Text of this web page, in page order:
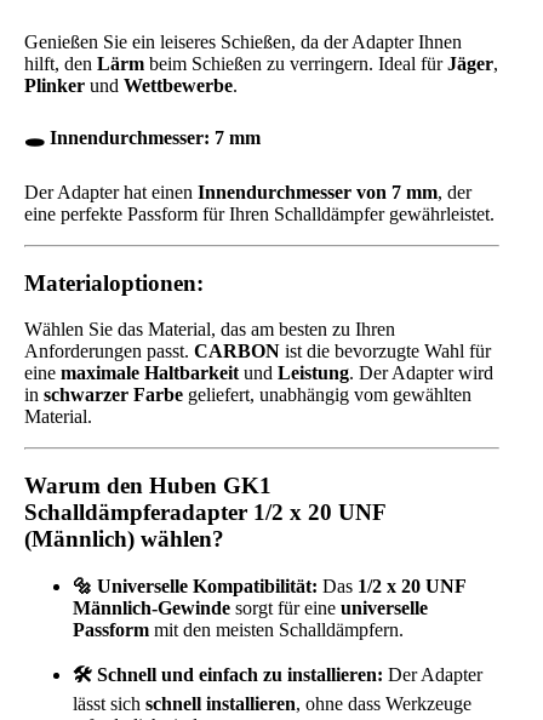
Genießen Sie ein leiseres Schießen, da der Adapter Ihnen
hilft, den Lärm beim Schießen zu verringern. Ideal fürJäger,
Plinker und Wettbewerbe.
🕳 Innendurchmesser: 7 mm
Der Adapter hat einen Innendurchmesser von 7 mm, der
eine perfekte Passform für Ihren Schalldämpfer gewährleistet.
Materialoptionen:
Wählen Sie das Material, das am besten zu Ihren
Anforderungen passt. CARBON ist die bevorzugte Wahl für
eine maximale Haltbarkeit und Leistung. Der Adapter wird
in schwarzer Farbe geliefert, unabhängig vom gewählten
Material.
Warum den Huben GK1
Schalldämpferadapter 1/2 x 20 UNF
(Männlich) wählen?
🔩 Universelle Kompatibilität: Das 1/2 x 20 UNF
Männlich-Gewinde sorgt für eine universelle
Passform mit den meisten Schalldämpfern.
🛠 Schnell und einfach zu installieren: Der Adapter
lässt sich schnell installieren, ohne dass Werkzeuge